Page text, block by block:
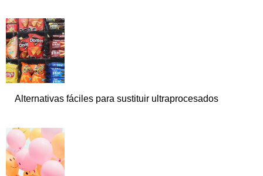
Alternativas fáciles para sustituir ultraprocesados